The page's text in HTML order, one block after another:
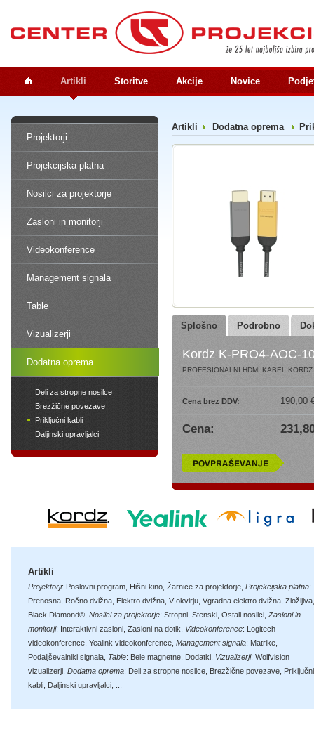
Artikli Storitve Akcije Novice
Projektorji
Projekcijska platna
Nosilci za projektorje
Zasloni in monitorji
Videokonference
Management signala
Table
Vizualizerji
Dodatna oprema
Deli za stropne nosilce
Brezžične povezave
Priključni kabli
Daljinski upravljalci
Artikli Dodatna oprema
Splošno Podrobno
Kordz K-PRO4-AOC-
PROFESIONALNI HDMI KABEL
Cena brez DDV: 190,00
Cena:
Artikli
Projektorji: Poslovni program Hišni kino Žarnice za projektorje Projekcijska platna:
Prenosna Ročno dvižna Elektro dvižna V okvirju Vgradna elektro dvižna Zložljiva
Black Diamond® Nosilci za projektorje: Stropni Stenski Ostali nosilci Zasloni in
monitorji: Interaktivni zasloni Zasloni na dotik Videokonference: Logitech
videokonference Yealink videokonference Management signala: Matrike
Podaljševalniki signala Table: Bele magnetne Dodatki Vizualizerji: Wolfvision
vizualizerji Dodatna oprema: Deli za stropne nosilce Brezžične povezave Priključni
kabli Daljinski upravljalci